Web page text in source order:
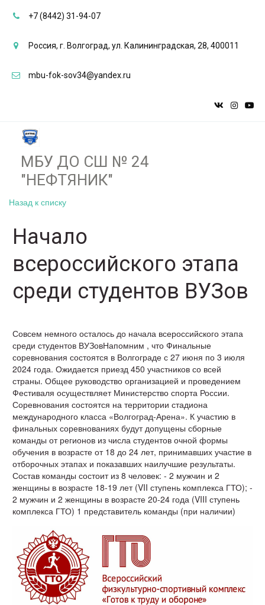
+7 (8442) 31-94-07
Россия, г. Волгоград, ул. Калининградская, 28, 400011
mbu-fok-sov34@yandex.ru
МБУ ДО СШ № 24
"НЕФТЯНИК"­­
Назад к списку
Начало
всероссийского этапа
среди студентов ВУЗов
Совсем немного осталось до начала всероссийского этапа
среди студентов ВУЗовНапомним , что Финальные
соревнования состоятся в Волгограде с 27 июня по 3 июля
2024 года. Ожидается приезд 450 участников со всей
страны. Общее руководство организацией и проведением
Фестиваля осуществляет Министерство спорта России.
Соревнования состоятся на территории стадиона
международного класса «Волгоград-Арена». К участию в
финальных соревнованиях будут допущены сборные
команды от регионов из числа студентов очной формы
обучения в возрасте от 18 до 24 лет, принимавших участие в
отборочных этапах и показавших наилучшие результаты.
Состав команды состоит из 8 человек: - 2 мужчин и 2
женщины в возрасте 18-19 лет (VII ступень комплекса ГТО); -
2 мужчин и 2 женщины в возрасте 20-24 года (VIII ступень
комплекса ГТО) 1 представитель команды (при наличии)